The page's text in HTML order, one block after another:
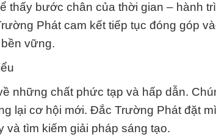
thấy bước chân của thời gian – hành
Phát cam kết tiếp tục đóng góp
vững.
những chất phức tạp và hấp dẫn.
lại cơ hội mới. Đắc Trường Phát đặt
tìm kiếm giải pháp sáng tạo.